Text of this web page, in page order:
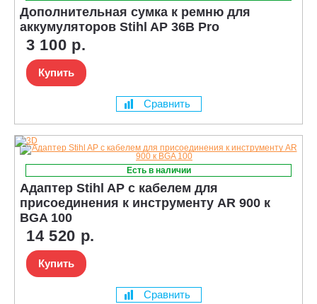
Дополнительная сумка к ремню для
аккумуляторов Stihl AP 36В Pro
3 100 р.
Купить
Сравнить
Есть в наличии
Адаптер Stihl AP с кабелем для
присоединения к инструменту AR 900 к
BGA 100
14 520 р.
Купить
Сравнить